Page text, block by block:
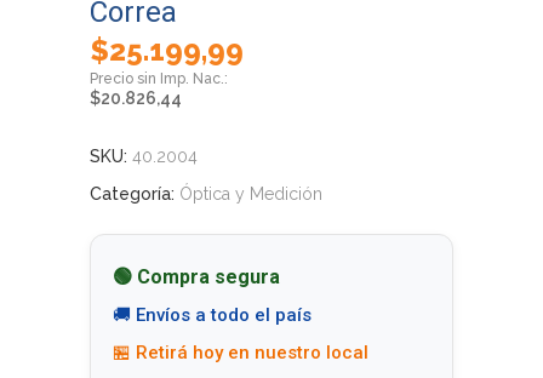
Correa
$25.199,99
$20.826,44
SKU: 40.2004
Categoría: Óptica y Medición
🟢 Compra segura
🚚 Envíos a todo el país
🏪 Retirá hoy en nuestro local